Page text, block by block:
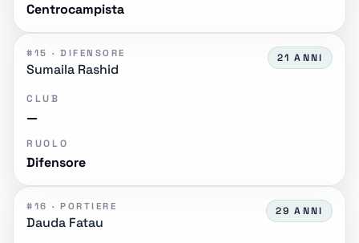
Centrocampista
#15 · DIFENSORE
Sumaila Rashid
21 ANNI
CLUB
—
RUOLO
Difensore
#16 · PORTIERE
Dauda Fatau
29 ANNI